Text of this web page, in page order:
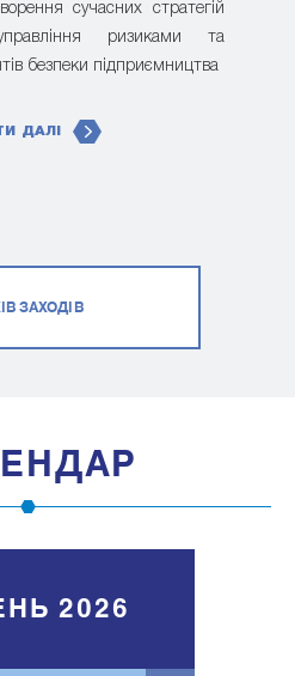
сучасних стратегій
ризиками та
безпеки підприємництва
ДАЛІ
ЗАХОДІВ
2026